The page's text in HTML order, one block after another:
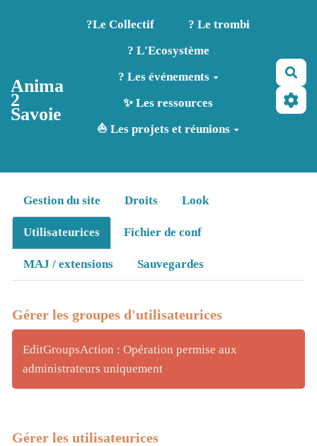
Aller au contenu principal
Anima
2
Savoie
?️Le Collectif
? Le trombi
? L'Ecosystème
? Les événements
✨ Les ressources
⛵ Les projets et réunions
Gestion du site Droits Look
Utilisateurices Fichier de conf
MAJ / extensions Sauvegardes
Gérer les groupes d'utilisateurices
EditGroupsAction : Opération permise aux
administrateurs uniquement
Gérer les utilisateurices